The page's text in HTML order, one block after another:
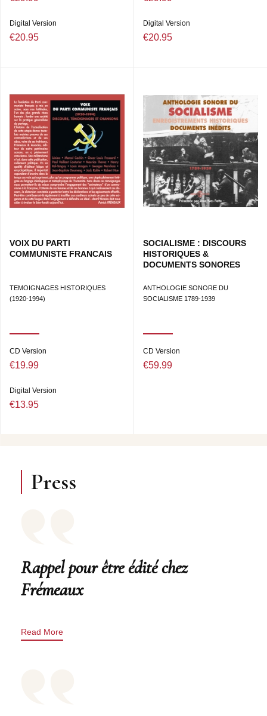
Digital Version
€20.95
Digital Version
€20.95
VOIX DU PARTI
COMMUNISTE FRANCAIS
TEMOIGNAGES HISTORIQUES
(1920-1994)
CD Version
€19.99
Digital Version
€13.95
SOCIALISME : DISCOURS
HISTORIQUES &
DOCUMENTS SONORES
ANTHOLOGIE SONORE DU
SOCIALISME 1789-1939
CD Version
€59.99
Press
Rappel pour être édité chez
Frémeaux
Read More